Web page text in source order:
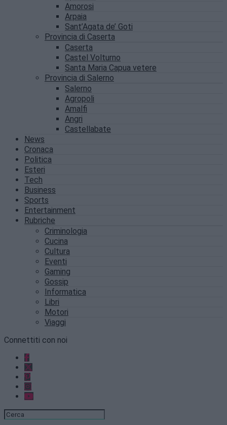
Amorosi
Arpaia
Sant’Agata de’ Goti
Provincia di Caserta
Caserta
Castel Volturno
Santa Maria Capua vetere
Provincia di Salerno
Salerno
Agropoli
Amalfi
Angri
Castellabate
News
Cronaca
Politica
Esteri
Tech
Business
Sports
Entertainment
Rubriche
Criminologia
Cucina
Cultura
Eventi
Gaming
Gossip
Informatica
Libri
Motori
Viaggi
Connettiti con noi